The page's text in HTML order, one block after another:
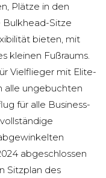
Plätze in den
Bulkhead-Sitze
bieten, mit
kleinen Fußraums.
Vielflieger mit Elite-
alle ungebuchten
für alle Business-
abgeschlossen
Sitzplan des